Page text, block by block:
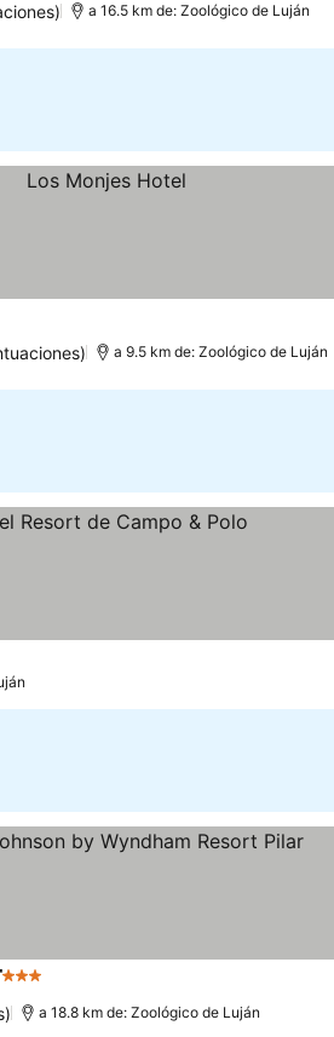
a 16.5 km de: Zoológico de Luján
a 9.5 km de: Zoológico de Luján
3 Estrellas
a 18.8 km de: Zoológico de Luján